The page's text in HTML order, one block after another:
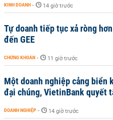
KINH DOANH - 14 giờ trước
Tự doanh tiếp tục xả ròng
đến GEE
CHỨNG KHOÁN - 11 giờ trước
Một doanh nghiệp cảng biển
đại chúng, VietinBank quyết
DOANH NGHIỆP - 14 giờ trước